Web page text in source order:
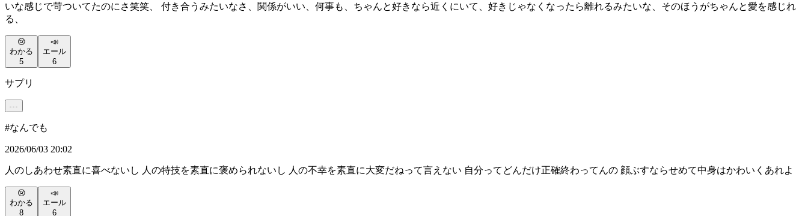
いな感じで苛ついてたのにさ笑笑、 付き合うみたいなさ、関係がいい、何事も、ちゃんと好きなら近くにいて、好きじゃなくなったら離れるみたいな、そのほうがちゃんと愛を感じれ
る、
😢
わかる
5
📣
エール
6
サプリ
#なんでも
2026/06/03 20:02
人のしあわせ素直に喜べないし 人の特技を素直に褒められないし 人の不幸を素直に大変だねって言えない 自分ってどんだけ正確終わってんの 顔ぶすならせめて中身はかわいくあれよ
😢
わかる
8
📣
エール
6